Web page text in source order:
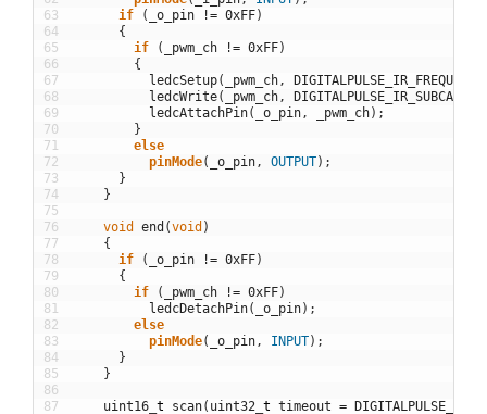
63
64
65
66
67
68
69
70
71
72
73
74
75
76
77
78
79
80
81
82
83
84
85
86
87
if
( _o_pin != 0xFF)
{
if
( _pwm_ch != 0xFF)
{
ledcSetup( _pwm_ch , DIGITALPULSE_IR_FREQUENCY
ledcWrite( _pwm_ch ,
ledcAttachPin( _o_pin , _pwm_ch) ;
}
else
pinMode( _o_pin , OUTPUT) ;
}
}
void end (void )
{
if
( _o_pin != 0xFF)
{
if
( _pwm_ch != 0xFF)
ledcDetachPin( _o_pin) ;
else
pinMode( _o_pin , INPUT) ;
}
}
uint16 t scan( uint32 t timeout =